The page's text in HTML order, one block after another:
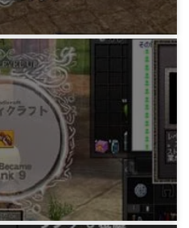
年前
ギ日記
のきみ、半神化のラン
れてね？
年前